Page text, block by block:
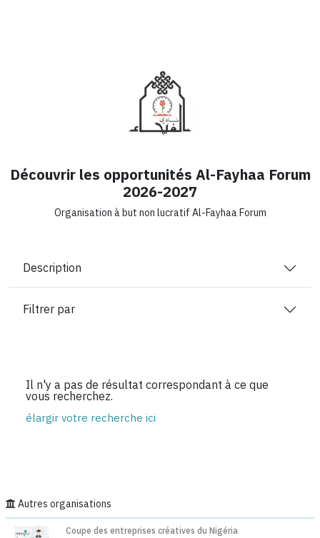
Découvrir les opportunités Al-Fayhaa Forum
2026-2027
Organisation à but non lucratif Al-Fayhaa Forum
Description
Filtrer par
Il n'y a pas de résultat correspondant à ce que
vous recherchez.
élargir votre recherche ici
Autres organisations
Coupe des entreprises créatives du Nigéria